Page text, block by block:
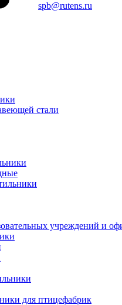
spb@rutens.ru
стали
учреждений и
для птицефабрик